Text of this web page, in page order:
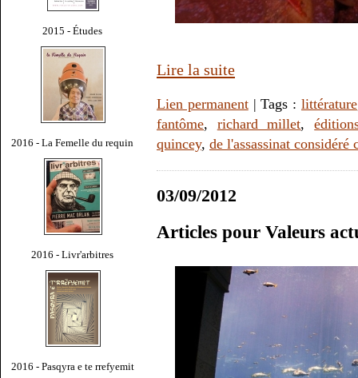
2015 - Études
2016 - La Femelle du requin
2016 - Livr'arbitres
2016 - Pasqyra e te rrefyemit
Lire la suite
Lien permanent| Tags : littérature
fantôme, richard millet,
quincey, de l'assassinat considéré
03/09/2012
Articles pour Valeurs